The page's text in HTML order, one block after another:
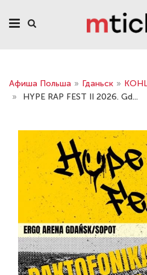
Афиша Польша » Гданьск »
»
HYPE RAP FEST II 2026. Gd...